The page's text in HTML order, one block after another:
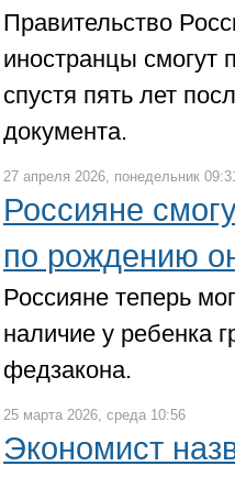
Правительство
иностранцы смогут
спустя пять лет
документа.
27 апреля 2026, понедельник
Россияне
по рождению
Россияне теперь
наличие у ребенка
федзакона.
25 марта 2026, среда 10:56
Экономист